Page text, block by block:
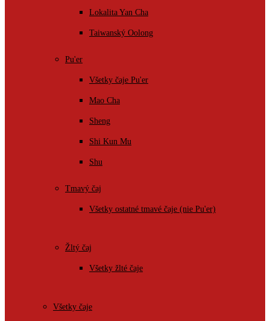
Lokalita Yan Cha
Taiwanský Oolong
Pu'er
Všetky čaje Pu'er
Mao Cha
Sheng
Shi Kun Mu
Shu
Tmavý čaj
Všetky ostatné tmavé čaje (nie Pu'er)
Žltý čaj
Všetky žlté čaje
Všetky čaje